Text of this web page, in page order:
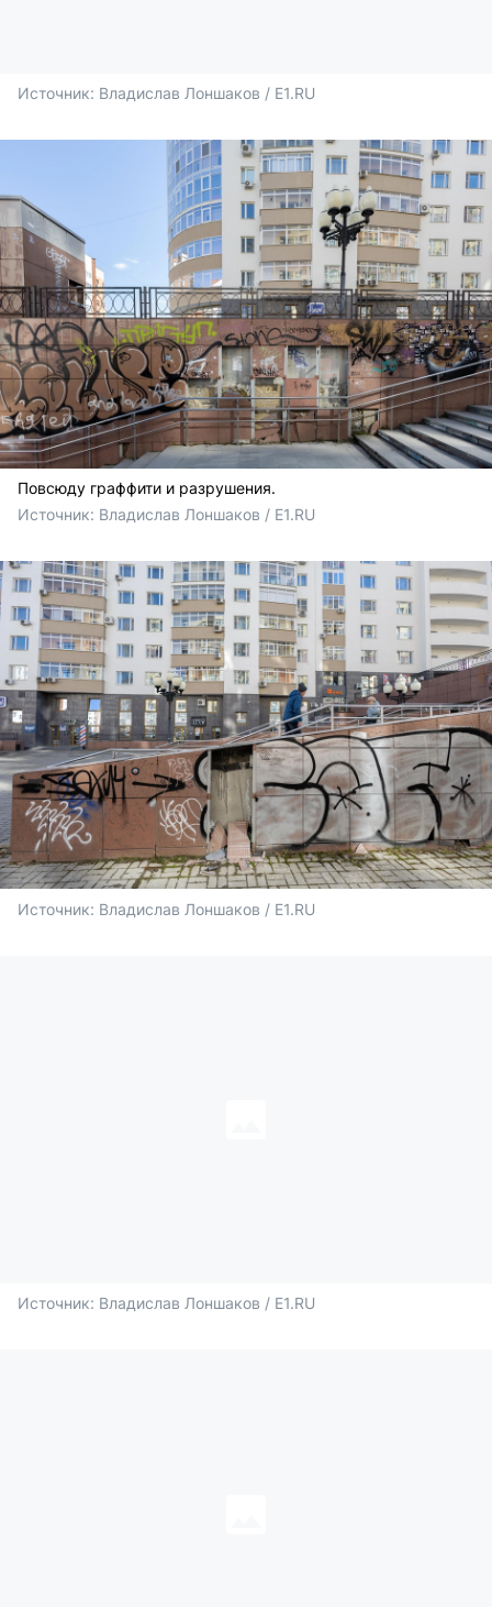
Источник: Владислав Лоншаков / E1.RU
Повсюду граффити и разрушения.
Источник: Владислав Лоншаков / E1.RU
Источник: Владислав Лоншаков / E1.RU
Источник: Владислав Лоншаков / E1.RU